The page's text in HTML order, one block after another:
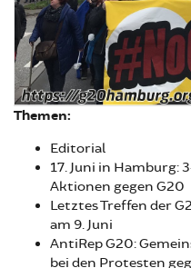
Themen:
Editorial
17. Juni in Hamburg:
Aktionen gegen G20
Letztes Treffen der
am 9. Juni
AntiRep G20:
bei den Protesten